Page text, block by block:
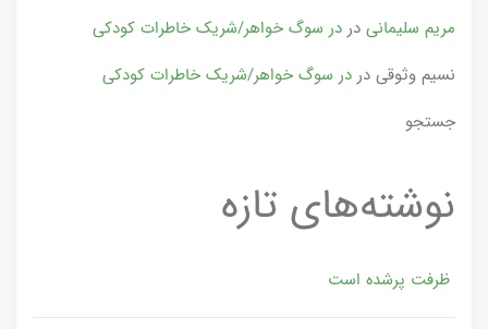
مریم سلیمانی در در سوگ خواهر/شریک خاطرات کودکی
نسیم وثوقی در در سوگ خواهر/شریک خاطرات کودکی
جستجو
نوشته‌های تازه
ظرفت پرشده‌ است